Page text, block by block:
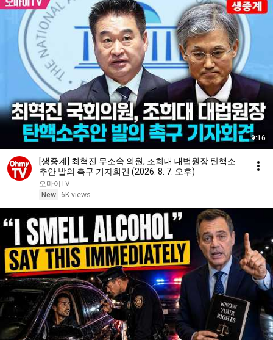
9:16
[생중계] 최혁진 무소속 의원, 조희대 대법원장 탄핵소
추안 발의 촉구 기자회견 (2026. 8. 7. 오후)
오마이TV
New
6K views